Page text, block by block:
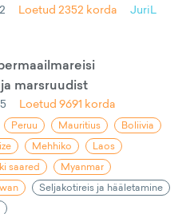
Loetud 2352 korda JuriL
marsruudist
Loetud 9691 korda
Peruu Mauritius
Boliivia
Mehhiko
Laos
saared
Myanmar
Seljakotireis ja hääletamine